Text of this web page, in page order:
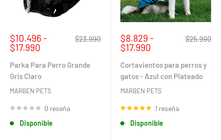
Precio
de
$10.496 -
$17.990
Precio
$23.990
Parka Para Perro Grande
Gris Claro
MARBEN PETS
0 reseña
Disponible
Precio
de
$8.829 -
$17.990
Precio
$25.990
Cortavientos para perros y
gatos - Azul con Plateado
MARBEN PETS
1 reseña
Disponible